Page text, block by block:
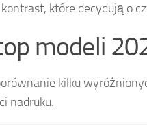
które decydują o
modeli
kilku
nadruku.